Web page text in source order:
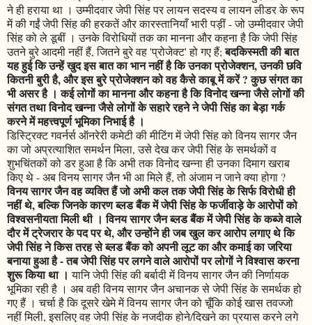
ने ही हराया था । उम्मीदवार जेपी सिंह पर लायन सदस्य व लायन लीडर के रूप
में की गईं जेपी सिंह की हरकतें और कारस्तानियाँ भारी पड़ीं - जो उम्मीदवार जेपी
सिंह को ले डूबीं । उनके विरोधियों तक का मानना और कहना है कि जेपी सिंह
उतने बुरे आदमी नहीं हैं, जितने बुरे वह 'प्रोजेक्ट' हो गए हैं;बदकिस्मती की बात
यह हुई कि उन्हें खुद इस बात का भान नहीं है कि उनका प्रोजेक्शन, उनकी छवि
कितनी बुरी है, और इस बुरे प्रोजेक्शन को वह कैसे काबू में करें ? कुछ संगत का
भी असर है । कई लोगों का मानना और कहना है कि विनोद खन्ना जैसे लोगों की
संगत तथा विनोद खन्ना जैसे लोगों के सहारे रहने ने जेपी सिंह का बेड़ा गर्क
करने में महत्त्वपूर्ण भूमिका निभाई है ।
डिस्ट्रिक्ट गवर्नर्स ऑनरेरी कमेटी की मीटिंग में जेपी सिंह को विनय सागर जैन
का जो अप्रत्याशित समर्थन मिला, उसे देख कर जेपी सिंह के समर्थकों व
शुभचिंतकों को डर हुआ है कि अभी तक विनोद खन्ना ही उनका दिमाग खराब
किए थे - अब विनय सागर जैन भी आ मिले हैं, तो अंजाम न जाने क्या होगा ?
विनय सागर जैन वह व्यक्ति हैं जो अभी कल तक जेपी सिंह के सिर्फ विरोधी ही
नहीं थे, बल्कि जिनके कारण ब्लड बैंक में जेपी सिंह के फर्जीवाड़े के आरोपों को
विश्वसनीयता मिली थी । विनय सागर जैन ब्लड बैंक में जेपी सिंह के कब्जे वाले
दौर में ट्रेजरार के पद पर थे, और उन्होंने ही जब खुल कर आरोप लगाए थे कि
जेपी सिंह ने किस तरह से ब्लड बैंक को अपनी लूट का और कमाई का जरिया
बनाया हुआ है - तब जेपी सिंह पर लगने वाले आरोपों पर लोगों ने विश्वास करना
शुरू किया था । यानि जेपी सिंह की बर्बादी में विनय सागर जैन की निर्णायक
भूमिका रही है । अब वही विनय सागर जैन अचानक से जेपी सिंह के समर्थक हो
गए हैं । चर्चा है कि दूसरे खेमे में विनय सागर जैन को चूँकि कोई खास तवज्जो
नहीं मिली, इसलिए वह जेपी सिंह के नजदीक होने/दिखने का प्रयास करने लगे